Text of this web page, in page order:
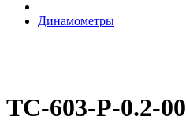
Динамометры
ТС-603-Р-0.2-00